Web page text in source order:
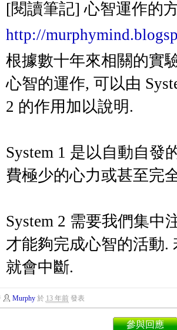
[閱讀筆記] 心智運作的
http://
根據數十年來相關的實
心智的運作, 可以由
2 的作用加以說明.
System 1 是以自動自發
費極少的心力或甚至完
System 2 需要我們集中
才能夠完成心智的活動.
就會中斷.
Murphy於 13 年前發表
參與回應